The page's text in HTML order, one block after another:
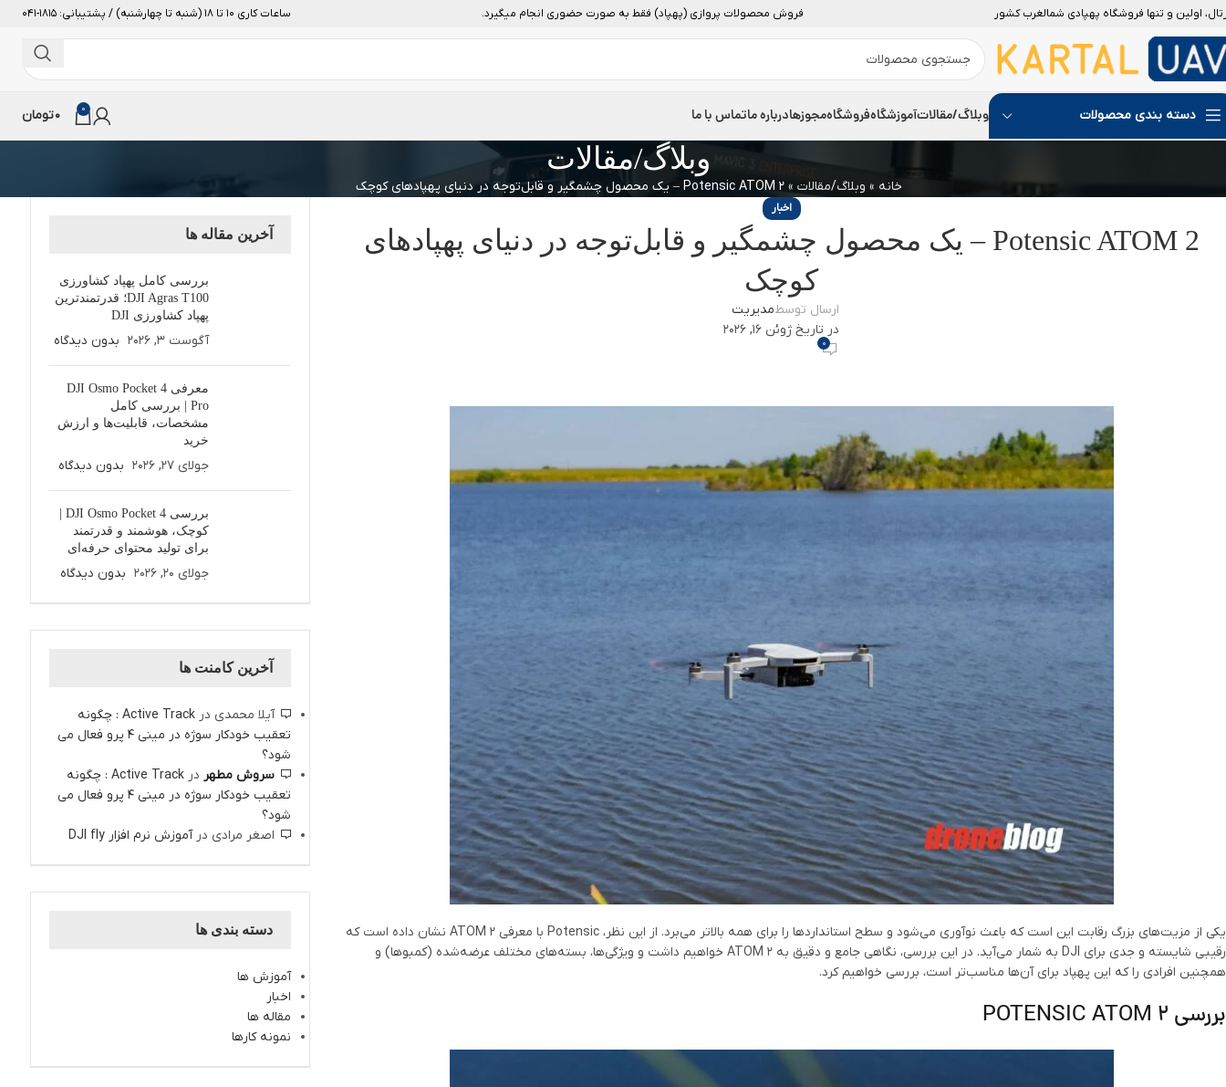
اولین و تنها فروشگاه پهپادی شمالغرب کشور فروش محصولات پروازی (پهپاد) فقط به صورت حضوری انجام میگیرد. ساعات کاری 10 تا 18 (شنبه تا چهارشنبه) / پشتیبانی: 1815-041
دسته بندی محصولات وبلاگ/مقالاتآموزشگاهفروشگاهمجوزهادرباره ماتماس با ما 0
0تومان
وبلاگ/مقالات
خانه » وبلاگ/مقالات »Potensic ATOM 2 – یک محصول چشمگیر و قابل‌توجه در دنیای پهپادهای کوچک
اخبار
Potensic ATOM 2 – یک محصول چشمگیر و قابل‌توجه در دنیای پهپادهای
کوچک
ارسال توسطمدیریت
در تاریخ ژوئن 16, 2026
0
یکی از مزیت‌های بزرگ رقابت این است که باعث نوآوری می‌شود و سطح استانداردها را برای همه بالاتر می‌برد. از این نظر، Potensic با معرفی ATOM 2 نشان داده است که
رقیبی شایسته و جدی برای DJI به شمار می‌آید. در این بررسی، نگاهی جامع و دقیق به ATOM 2 خواهیم داشت و ویژگی‌ها، بسته‌های مختلف عرضه‌شده (کمبوها) و
همچنین افرادی را که این پهپاد برای آن‌ها مناسب‌تر است، بررسی خواهیم کرد.
بررسی POTENSIC ATOM 2
آخرین مقاله ها
بررسی کامل پهپاد کشاورزی
DJI Agras T100؛ قدرتمندترین
پهپاد کشاورزی DJI
آگوست 3, 2026 بدون دیدگاه
معرفی DJI Osmo Pocket 4
Pro | بررسی کامل
مشخصات، قابلیت‌ها و ارزش
خرید
جولای 27, 2026 بدون دیدگاه
بررسی DJI Osmo Pocket 4 |
کوچک، هوشمند و قدرتمند
برای تولید محتوای حرفه‌ای
جولای 20, 2026 بدون دیدگاه
آخرین کامنت ها
آیلا محمدی در
Active Track : چگونه
تعقیب خودکار سوژه در مینی 4 پرو فعال می
شود؟
سروش مطهردر
Active Track : چگونه
تعقیب خودکار سوژه در مینی 4 پرو فعال می
شود؟
اصغر مرادی درآموزش نرم افزار DJI fly
دسته بندی ها
آموزش ها
اخبار
مقاله ها
نمونه کارها